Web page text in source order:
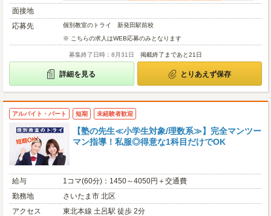
面接地
応募先
個別教室のトライ 新発田駅前校
※ こちらの求人はWEB応募のみとなります
募集終了日時：8月31日 掲載終了まであと21日
詳細を見る とりあえず保存
アルバイト・パート 短期 未経験者歓迎
【塾の先生≪小学生対象/理数系≫】完全マンツー
マン指導！私服◎得意な1科目だけでOK
給与
1コマ(60分)：1450～4050円＋交通費
勤務地
さいたま市 北区
アクセス
東北本線 土呂駅 徒歩 2分